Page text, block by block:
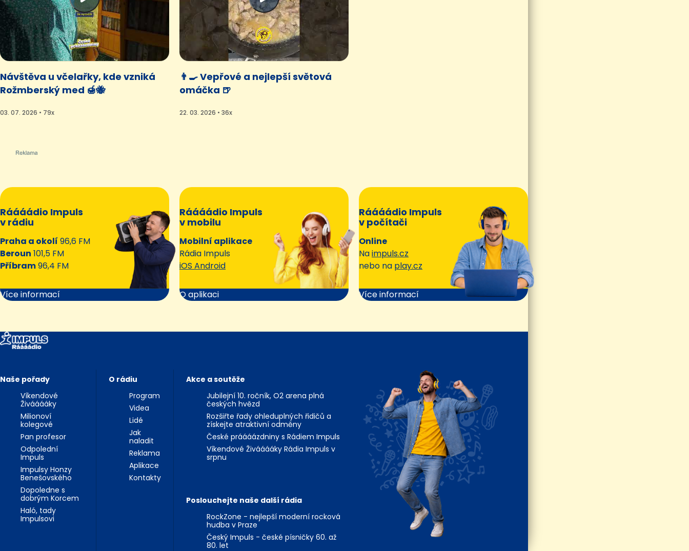
Návštěva u včelařky, kde vzniká
Rožmberský med 🍯🐝
03. 07. 2026 • 79x
👨‍🍳 Vepřové a nejlepší světová
omáčka 🍺
22. 03. 2026 • 36x
Ráááádio Impuls
v rádiu
Praha a okolí 96,6 FM
Beroun 101,5 FM
Příbram96,4 FM
Více informací
Ráááádio Impuls
v mobilu
Mobilní aplikace
Rádia Impuls
iOS Android
O aplikaci
Ráááádio Impuls
v počítači
Online
Naimpuls.cz
nebo na play.cz
Více informací
Naše pořady
Víkendové
Živááááky
Milionoví
kolegové
Pan profesor
Odpolední
Impuls
Impulsy Honzy
Benešovského
Dopoledne s
dobrým Korcem
Haló, tady
Impulsovi
O rádiu
Program
Videa
Lidé
Jak
naladit
Reklama
Aplikace
Kontakty
Akce a soutěže
Jubilejní 10. ročník, O2 arena plná
českých hvězd
Rozšiřte řady ohleduplných řidičů a
získejte atraktivní odměny
České práááázdniny s Rádiem Impuls
Víkendové Živááááky Rádia Impuls v
srpnu
Poslouchejte naše další rádia
RockZone - nejlepší moderní rocková
hudba v Praze
Český Impuls - české písničky 60. až
80. let